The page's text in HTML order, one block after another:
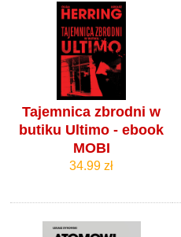
Tajemnica zbrodni w
butiku Ultimo - ebook
MOBI
34.99 zł